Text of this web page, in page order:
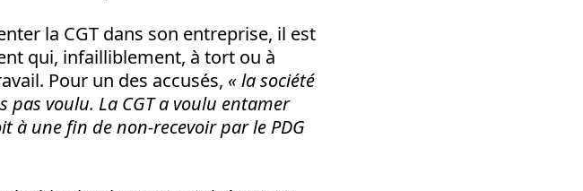
la CGT dans son entreprise, il est
qui, infailliblement, à tort ou à
Pour un des accusés, « la société
pas voulu. La CGT a voulu entamer
à une fin de non-recevoir par le PDG